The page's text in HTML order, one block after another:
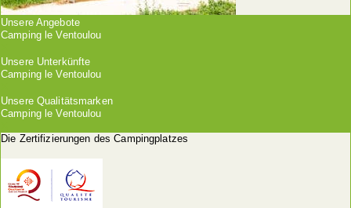
Unsere Angebote
Camping le Ventoulou
Unsere Unterkünfte
Camping le Ventoulou
Unsere Qualitätsmarken
Camping le Ventoulou
Die Zertifizierungen des Campingplatzes